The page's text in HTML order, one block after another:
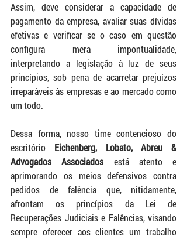
Assim, deve considerar a capacidade de
pagamento da empresa, avaliar suas dívidas
efetivas e verificar se o caso em questão
configura mera impontualidade,
interpretando a legislação à luz de seus
princípios, sob pena de acarretar prejuízos
irreparáveis às empresas e ao mercado como
um todo.
Dessa forma, nosso time contencioso do
escritório Eichenberg, Lobato, Abreu &
Advogados Associados está atento e
aprimorando os meios defensivos contra
pedidos de falência que, nitidamente,
afrontam os princípios da Lei de
Recuperações Judiciais e Falências, visando
sempre oferecer aos clientes um trabalho